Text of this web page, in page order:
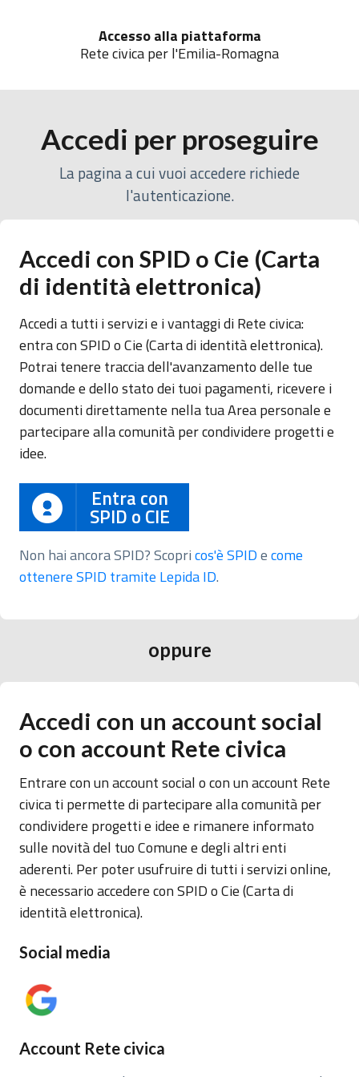
Accesso alla piattaforma
Rete civica per l'Emilia-Romagna
Accedi per proseguire
La pagina a cui vuoi accedere richiede
l'autenticazione.
Accedi con SPID o Cie (Carta
di identità elettronica)
Accedi a tutti i servizi e i vantaggi di Rete civica:
entra con SPID o Cie (Carta di identità elettronica).
Potrai tenere traccia dell'avanzamento delle tue
domande e dello stato dei tuoi pagamenti, ricevere i
documenti direttamente nella tua Area personale e
partecipare alla comunità per condividere progetti e
idee.
Entra con
SPID o CIE
Non hai ancora SPID? Scopricos'è SPIDecome
ottenere SPID tramite Lepida ID.
oppure
Accedi con un account social
o con account Rete civica
Entrare con un account social o con un account Rete
civica ti permette di partecipare alla comunità per
condividere progetti e idee e rimanere informato
sulle novità del tuo Comune e degli altri enti
aderenti. Per poter usufruire di tutti i servizi online,
è necessario accedere con SPID o Cie (Carta di
identità elettronica).
Social media
Account Rete civica